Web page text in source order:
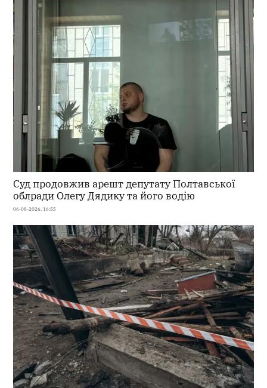
Суд продовжив арешт депутату Полтавської
облради Олегу Дядику та його водію
06-08-2026, 16:55